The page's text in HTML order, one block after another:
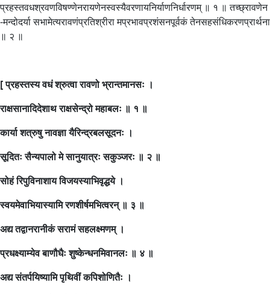
प्रहस्तवधश्रवणविषण्णेनरायणेनस्वस्यैवरणायनिर्याणनिर्धारणम् ॥ १ ॥ तच्छ्रावणेन
-मन्दोदर्या सभामेत्यरावणंप्रतिश्रीरा मप्रभावप्रशंसनपूर्वकं तेनसहसंधिकरणप्रार्थना
॥ २ ॥
[ प्रहस्तस्य वधं श्रुत्वा रावणो भ्रान्तमानसः ।
राक्षसानादिदेशाथ राक्षसेन्द्रो महाबलः ॥ १ ॥
कार्या शत्रुषु नावज्ञा यैरिन्द्रबलसूदनः ।
सूदितः सैन्यपालो मे सानुयात्रः सकुञ्जरः ॥ २ ॥
सोहं रिपुविनाशाय विजयस्याभिवृद्धये ।
स्वयमेवाभियास्यामि रणशीर्षमभित्वरन् ॥ ३ ॥
अद्य तद्वानरानीकं सरामं सहलक्ष्मणम् ।
प्रधक्ष्याम्येव बाणौघैः शुष्केन्धनमिवानलः ॥ ४ ॥
अद्य संतर्पयिष्यामि पृथिवीं कपिशोणितैः ।